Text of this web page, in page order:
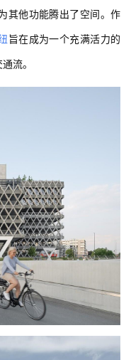
其他功能腾出了空间。作
旨在成为一个充满活力的
流。